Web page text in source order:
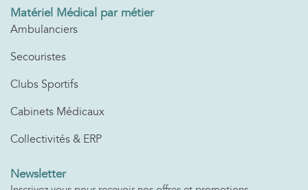
Matériel Médical par métier
Ambulanciers
Secouristes
Clubs Sportifs
Cabinets Médicaux
Collectivités & ERP
Newsletter